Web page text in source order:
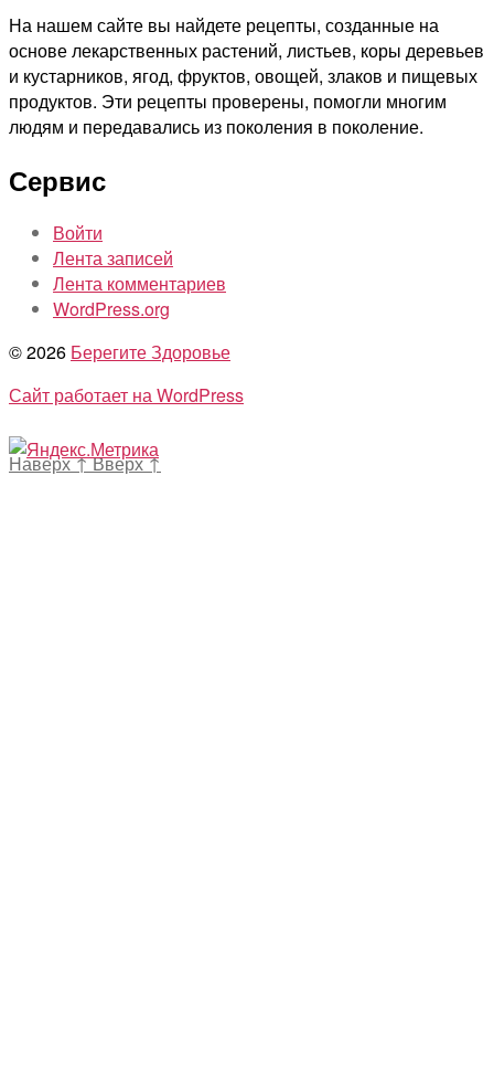
На нашем сайте вы найдете рецепты, созданные на
основе лекарственных растений, листьев, коры деревьев
и кустарников, ягод, фруктов, овощей, злаков и пищевых
продуктов. Эти рецепты проверены, помогли многим
людям и передавались из поколения в поколение.
Сервис
Войти
Лента записей
Лента комментариев
WordPress.org
© 2026 Берегите Здоровье
Сайт работает на WordPress
Наверх↑Вверх↑